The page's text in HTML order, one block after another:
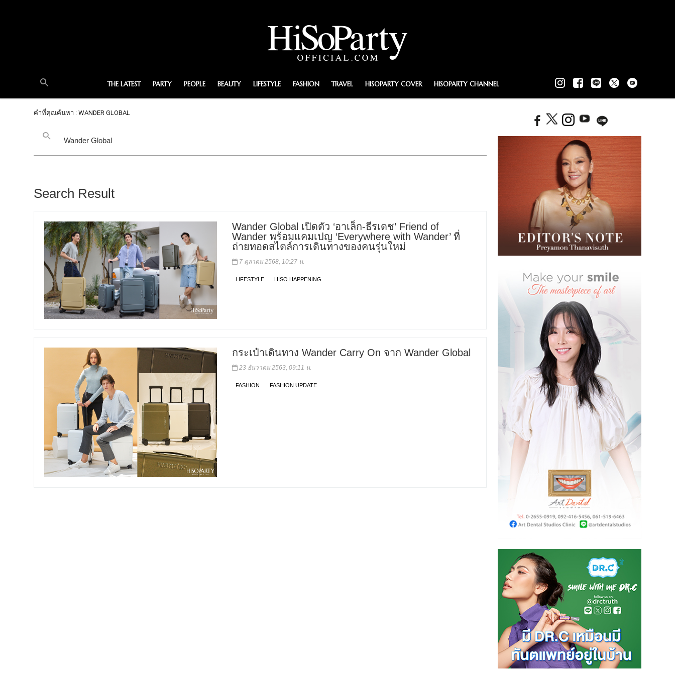
THE LATEST PARTY PEOPLE BEAUTY LIFESTYLE FASHION TRAVEL HISOPARTY COVER HISOPARTY CHANNEL
คำที่คุณค้นหา : WANDER GLOBAL
Search Result
Wander Global เปิดตัว ‘อาเล็ก-ธีรเดช’ Friend of
Wander พร้อมแคมเปญ ‘Everywhere with Wander’ ที่
ถ่ายทอดสไตล์การเดินทางของคนรุ่นใหม่
7 ตุลาคม 2568, 10:27 น.
LIFESTYLE HISO HAPPENING
กระเป๋าเดินทาง Wander Carry On จาก Wander Global
23 ธันวาคม 2563, 09:11 น.
FASHION FASHION UPDATE